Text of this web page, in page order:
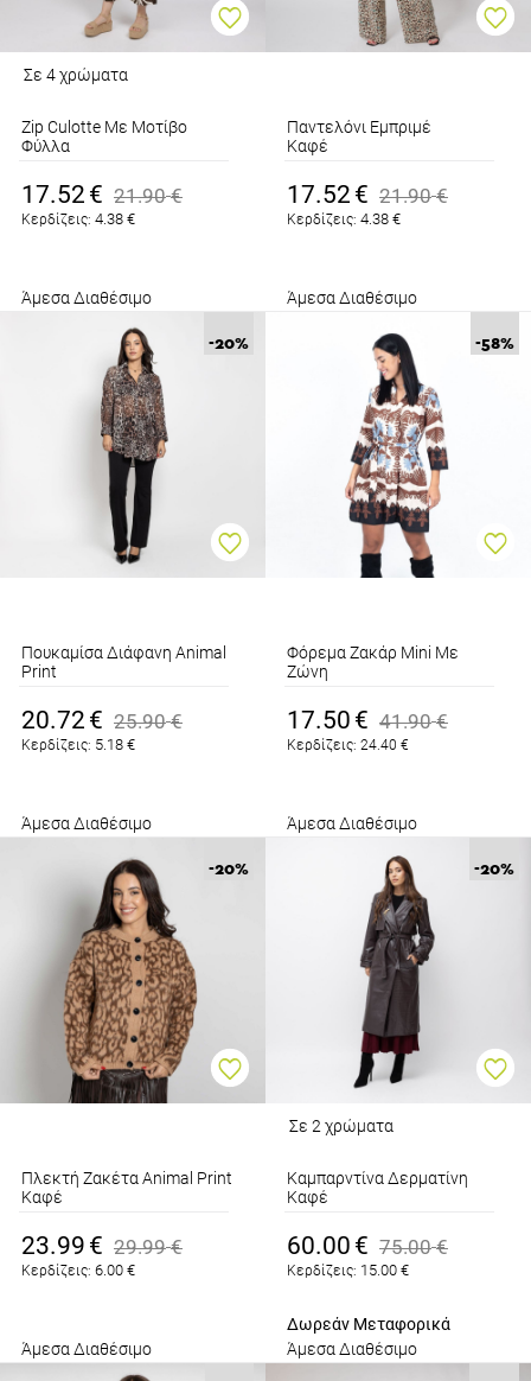
Σε 4 χρώματα
Zip Culotte Με Μοτίβο
Φύλλα
17.52 € 21.90 €
Κερδίζεις: 4.38 €
Άμεσα Διαθέσιμο
Παντελόνι Εμπριμέ
Καφέ
17.52 € 21.90 €
Κερδίζεις: 4.38 €
Άμεσα Διαθέσιμο
-20%
Πουκαμίσα Διάφανη Animal
Print
20.72 € 25.90 €
Κερδίζεις: 5.18 €
Άμεσα Διαθέσιμο
-58%
Φόρεμα Ζακάρ Mini Με
Ζώνη
17.50 € 41.90 €
Κερδίζεις: 24.40 €
Άμεσα Διαθέσιμο
-20%
Πλεκτή Ζακέτα Animal Print
Καφέ
23.99 € 29.99 €
Κερδίζεις: 6.00 €
Άμεσα Διαθέσιμο
-20%
Σε 2 χρώματα
Καμπαρντίνα Δερματίνη
Καφέ
60.00 € 75.00 €
Κερδίζεις: 15.00 €
Δωρεάν Μεταφορικά
Άμεσα Διαθέσιμο